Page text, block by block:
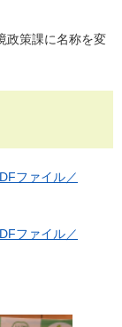
策課に名称を変
ファイル／
ファイル／